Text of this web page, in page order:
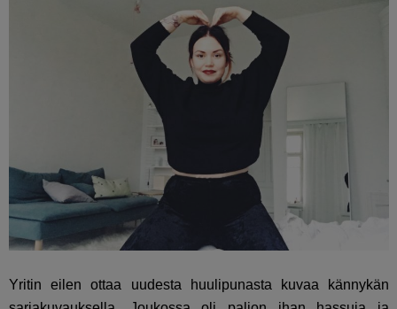
Yritin eilen ottaa uudesta huulipunasta kuvaa kännykän